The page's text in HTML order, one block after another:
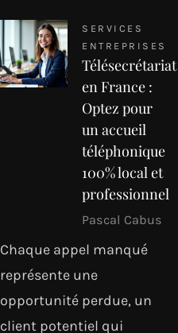
SERVICES
ENTREPRISES
Télésecrétariat
en France :
Optez pour
un accueil
téléphonique
100% local et
professionnel
Pascal Cabus
Chaque appel manqué
représente une
opportunité perdue, un
client potentiel qui